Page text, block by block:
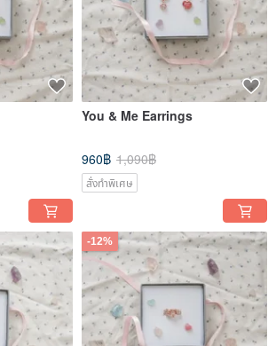
You & Me Earrings
960฿ 1,090฿
สั่งทำพิเศษ
-12%